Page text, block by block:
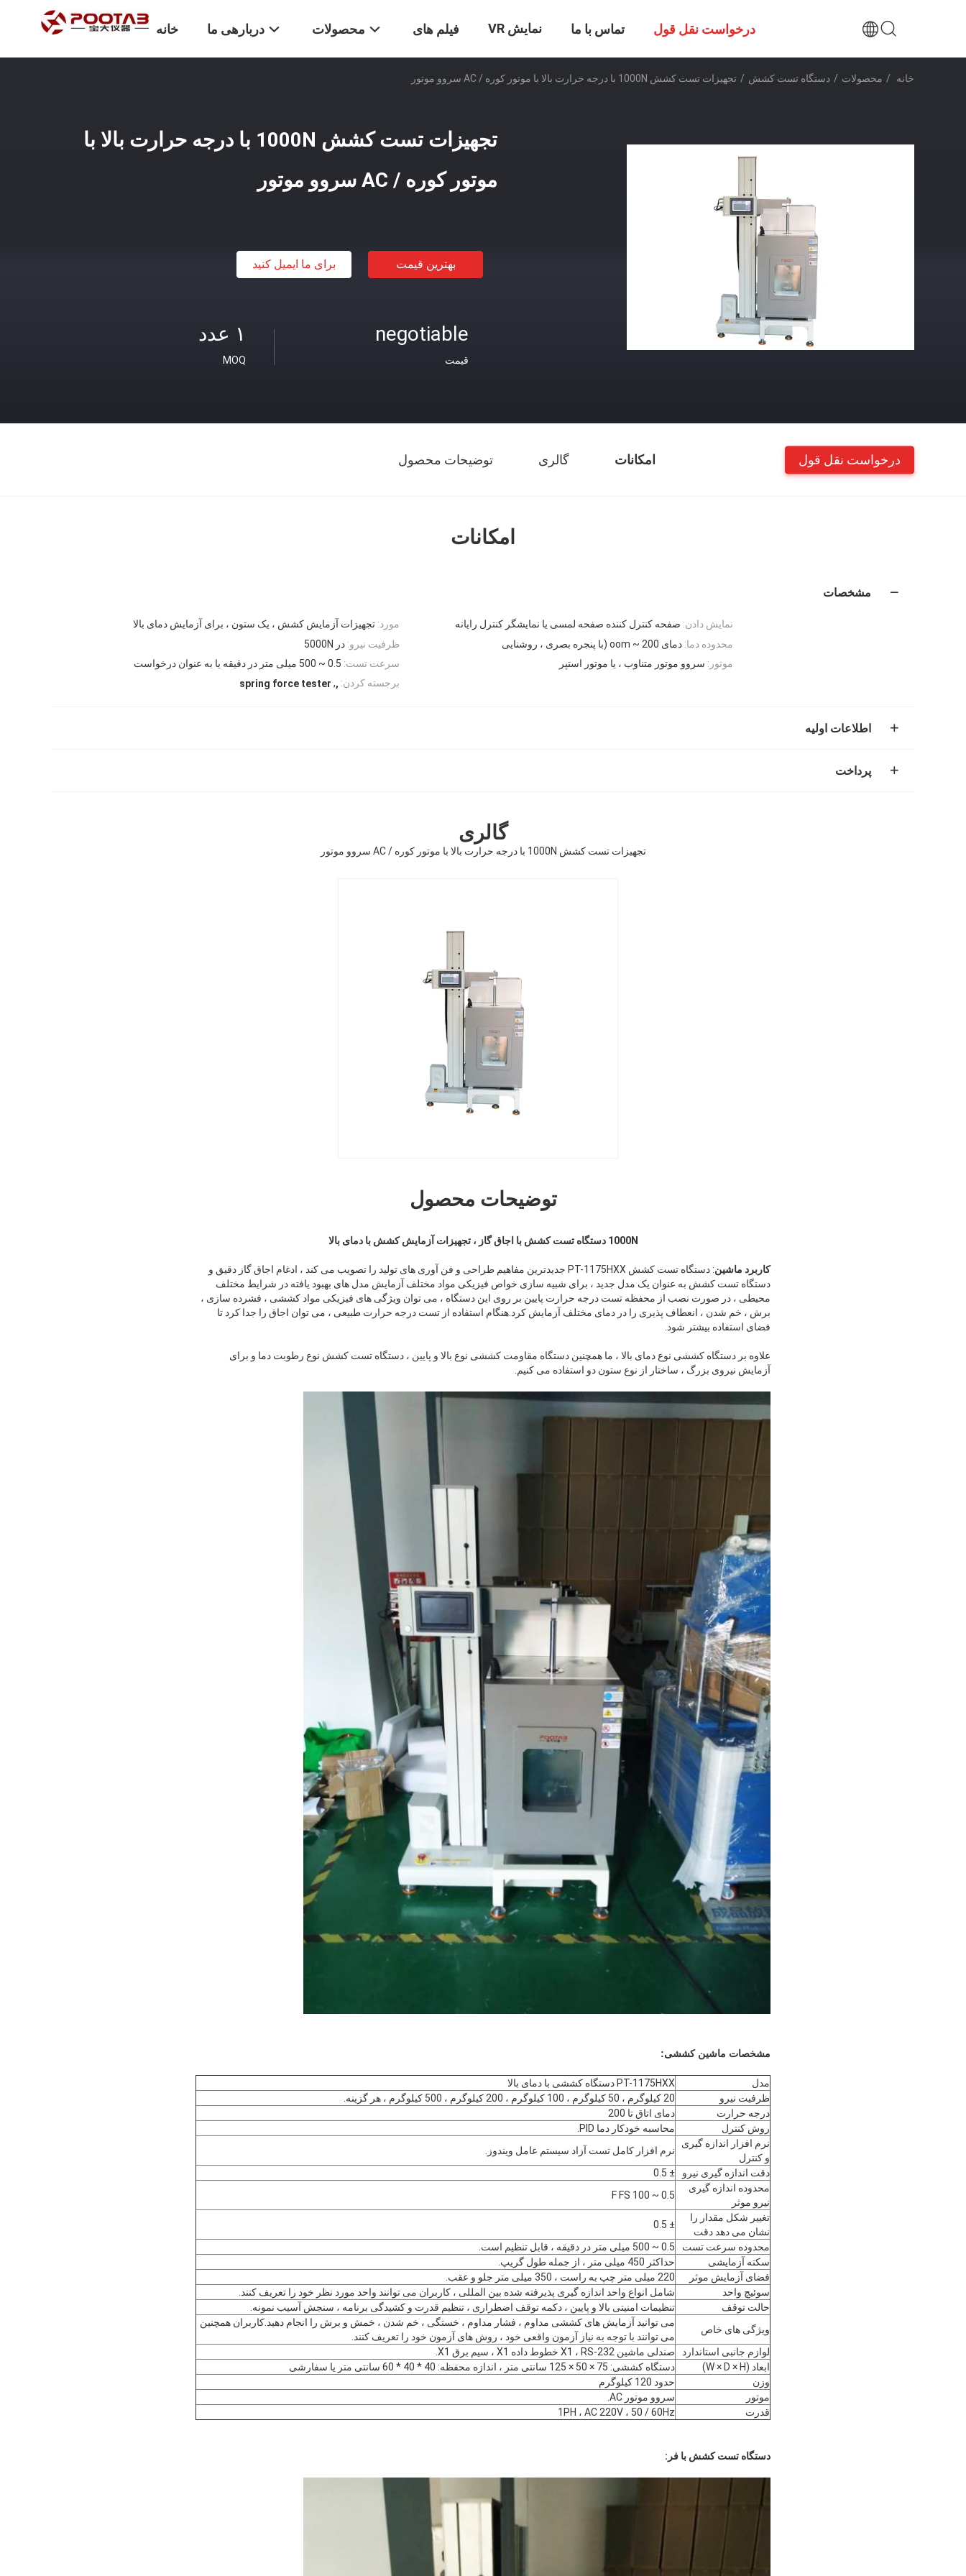
خانه دربارهی ما محصولات فیلم های نمایش VR تماس با ما درخواست نقل قول
خانه / محصولات / دستگاه تست کشش / تجهیزات تست کشش 1000N با درجه حرارت بالا با موتور کوره / AC سروو موتور
تجهیزات تست کشش 1000N با درجه حرارت بالا با
موتور کوره / AC سروو موتور
بهترین قیمت برای ما ایمیل کنید
۱ عدد
MOQ
negotiable
قیمت
امکانات گالری توضیحات محصول درخواست نقل قول
امکانات
مشخصات
مورد: تجهیزات آزمایش کشش ، یک ستون ، برای آزمایش دمای بالا نمایش دادن: صفحه کنترل کننده صفحه لمسی یا نمایشگر کنترل رایانه
ظرفیت نیرو: در 5000N محدوده دما: دمای oom ~ 200 (با پنجره بصری ، روشنایی
سرعت تست: 0.5 ~ 500 میلی متر در دقیقه یا به عنوان درخواست موتور: سروو موتور متناوب ، یا موتور استپر
برجسته کردن: ,
,
spring force tester
اطلاعات اولیه
پرداخت
گالری
تجهیزات تست کشش 1000N با درجه حرارت بالا با موتور کوره / AC سروو موتور
توضیحات محصول
1000N دستگاه تست کشش با اجاق گاز ، تجهیزات آزمایش کشش با دمای بالا
کاربرد ماشین
: دستگاه تست کشش PT-1175HXX جدیدترین مفاهیم طراحی و فن آوری های تولید را تصویب می کند ، ادغام اجاق گاز دقیق و
دستگاه تست کشش به عنوان یک مدل جدید ، برای شبیه سازی خواص فیزیکی مواد مختلف آزمایش مدل های بهبود یافته در شرایط مختلف
محیطی ، در صورت نصب از محفظه تست درجه حرارت پایین بر روی این دستگاه ، می توان ویژگی های فیزیکی مواد کششی ، فشرده سازی ،
برش ، خم شدن ، انعطاف پذیری را در دمای مختلف آزمایش کرد.هنگام استفاده از تست درجه حرارت طبیعی ، می توان اجاق را جدا کرد تا
فضای استفاده بیشتر شود.
علاوه بر دستگاه کششی نوع دمای بالا ، ما همچنین دستگاه مقاومت کششی نوع بالا و پایین ، دستگاه تست کشش نوع رطوبت دما و برای
آزمایش نیروی بزرگ ، ساختار از نوع ستون دو استفاده می کنیم.
مشخصات ماشین کششی:
مدل
PT-1175HXX دستگاه کششی با دمای بالا
ظرفیت نیرو
20 کیلوگرم ، 50 کیلوگرم ، 100 کیلوگرم ، 200 کیلوگرم ، 500 کیلوگرم ، هر گزینه.
درجه حرارت
دمای اتاق تا 200
روش کنترل
محاسبه خودکار دما PID.
نرم افزار اندازه گیری
و کنترل
نرم افزار کامل تست آزاد سیستم عامل ویندوز.
دقت اندازه گیری نیرو
± 0.5
محدوده اندازه گیری
نیرو موثر
0.5 ~ 100 F FS
تغییر شکل مقدار را
نشان می دهد دقت
± 0.5
محدوده سرعت تست
0.5 ~ 500 میلی متر در دقیقه ، قابل تنظیم است.
سکته آزمایشی
حداکثر 450 میلی متر ، از جمله طول گریپ.
فضای آزمایش موثر
220 میلی متر چپ به راست ، 350 میلی متر جلو و عقب.
سوئیچ واحد
شامل انواع واحد اندازه گیری پذیرفته شده بین المللی ، کاربران می توانند واحد مورد نظر خود را تعریف کنند.
حالت توقف
تنظیمات امنیتی بالا و پایین ، دکمه توقف اضطراری ، تنظیم قدرت و کشیدگی برنامه ، سنجش آسیب نمونه.
ویژگی های خاص
می توانید آزمایش های کششی مداوم ، فشار مداوم ، خستگی ، خم شدن ، خمش و برش را انجام دهید.کاربران همچنین
می توانند با توجه به نیاز آزمون واقعی خود ، روش های آزمون خود را تعریف کنند.
لوازم جانبی استاندارد
صندلی ماشین X1 ، RS-232 خطوط داده X1 ، سیم برق X1.
ابعاد (W × D × H)
دستگاه کششی: 75 × 50 × 125 سانتی متر ، اندازه محفظه: 40 * 40 * 60 سانتی متر یا سفارشی
وزن
حدود 120 کیلوگرم
موتور
سروو موتور AC.
قدرت
1PH ، AC 220V ، 50 / 60Hz
دستگاه تست کشش با فر: